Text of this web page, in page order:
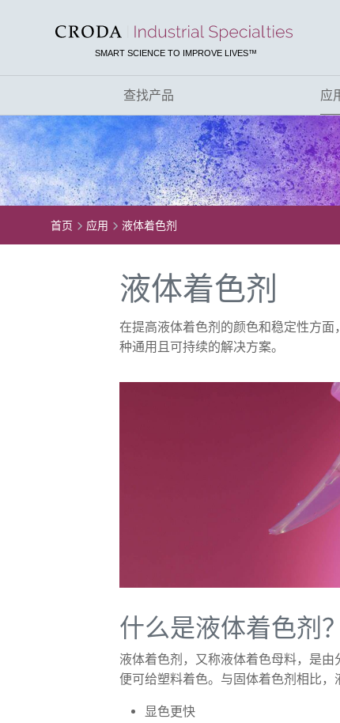
SMART SCIENCE TO IMPROVE LIVES™
查找产品 应
首页 应用 液体着色剂
液体着色剂
在提高液体着色剂的颜色和稳定性方
种通用且可持续的解决方案。
什么是液体着色剂？
液体着色剂，又称液体着色母料，是
便可给塑料着色。与固体着色剂相比，
显色更快